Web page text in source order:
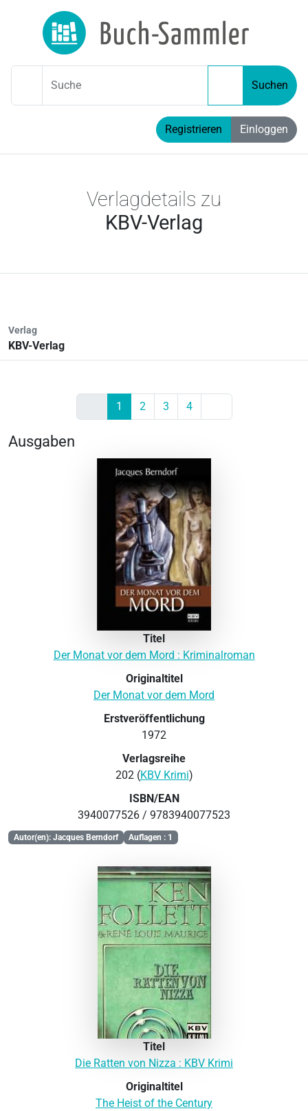
Suche Suchen
Registrieren Einloggen
Verlagdetails zu
KBV-Verlag
Verlag
KBV-Verlag
Previous
1 2 3 4
Ausgaben
Titel
Der Monat vor dem Mord : Kriminalroman
Originaltitel
Der Monat vor dem Mord
Erstveröffentlichung
1972
Verlagsreihe
202 (KBV Krimi)
ISBN/EAN
3940077526 / 9783940077523
Autor(en): Jacques Berndorf Auflagen : 1
Titel
Die Ratten von Nizza : KBV Krimi
Originaltitel
The Heist of the Century